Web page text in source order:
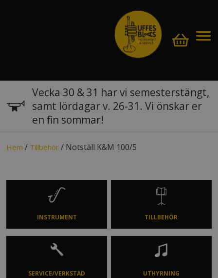
Vecka 30 & 31 har vi semesterstängt,
samt lördagar v. 26-31. Vi önskar er
en fin sommar!
Hem / Tillbehör / Notställ K&M 100/5
INSTRUMENT TILLBEHÖR
SERVICE/VERKSTAD UTHYRNING